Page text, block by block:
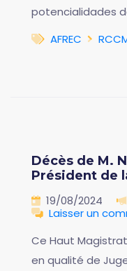
potencialidades
AFREC
Décès de M.
Président de
19/08/2024
Laisser un
Ce Haut
en qualité de